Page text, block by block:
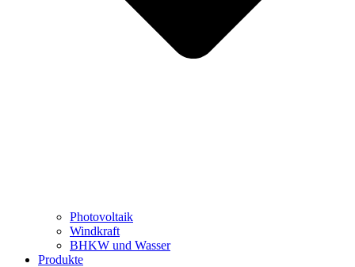
Photovoltaik
Windkraft
BHKW und Wasser
Produkte